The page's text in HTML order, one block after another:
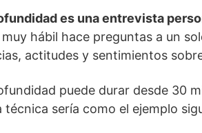
es una entrevista
hábil hace preguntas a un
actitudes y sentimientos
puede durar desde 30
sería como el ejemplo